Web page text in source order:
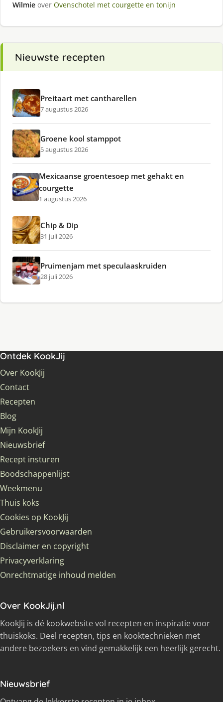
Wilmie over Ovenschotel met courgette en tonijn
Nieuwste recepten
Preitaart met cantharellen
7 augustus 2026
Groene kool stamppot
5 augustus 2026
Mexicaanse groentesoep met gehakt en
courgette
1 augustus 2026
Chip & Dip
31 juli 2026
Pruimenjam met speculaaskruiden
28 juli 2026
Ontdek KookJij
Over KookJij
Contact
Recepten
Blog
Mijn KookJij
Nieuwsbrief
Recept insturen
Boodschappenlijst
Weekmenu
Thuis koks
Cookies op KookJij
Gebruikersvoorwaarden
Disclaimer en copyright
Privacyverklaring
Onrechtmatige inhoud melden
Over KookJij.nl
KookJij is dé kookwebsite vol recepten en inspiratie voor
thuiskoks. Deel recepten, tips en kooktechnieken met
andere bezoekers en vind gemakkelijk een heerlijk gerecht.
Nieuwsbrief